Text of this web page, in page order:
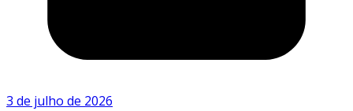
3 de julho de 2026